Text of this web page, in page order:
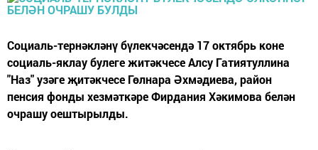
Социаль-тернәкләнү бүлекчәсендә 17 октябрь коне
социаль-яклау булеге житәкчесе Алсу Гатиятуллина
"Наз" узәге җитәкчесе Гөлнара Әхмәдиева, район
пенсия фонды хезмәткәре Фирдания Хәкимова белән
очрашу оештырылды.